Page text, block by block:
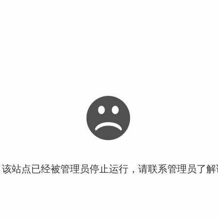
站点已经被管理员停止运行，请联系管理员了